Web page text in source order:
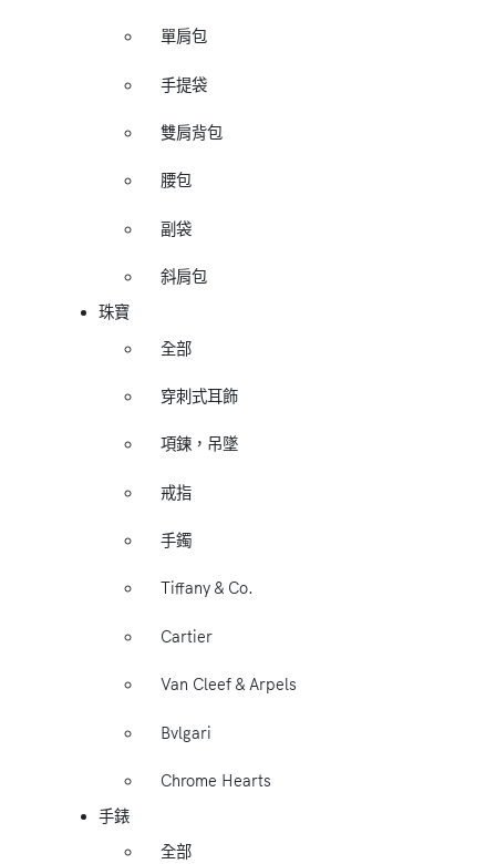
單肩包
手提袋
雙肩背包
腰包
副袋
斜肩包
珠寶
全部
穿刺式耳飾
項鍊，吊墜
戒指
手鐲
Tiffany & Co.
Cartier
Van Cleef & Arpels
Bvlgari
Chrome Hearts
手錶
全部